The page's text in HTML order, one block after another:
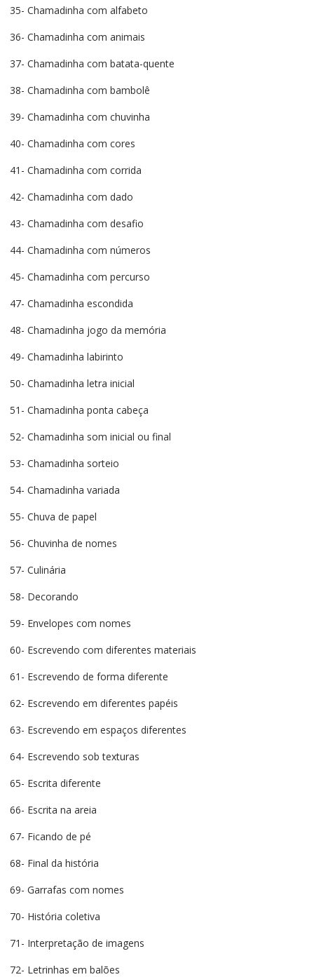
35- Chamadinha com alfabeto
36- Chamadinha com animais
37- Chamadinha com batata-quente
38- Chamadinha com bambolê
39- Chamadinha com chuvinha
40- Chamadinha com cores
41- Chamadinha com corrida
42- Chamadinha com dado
43- Chamadinha com desafio
44- Chamadinha com números
45- Chamadinha com percurso
47- Chamadinha escondida
48- Chamadinha jogo da memória
49- Chamadinha labirinto
50- Chamadinha letra inicial
51- Chamadinha ponta cabeça
52- Chamadinha som inicial ou final
53- Chamadinha sorteio
54- Chamadinha variada
55- Chuva de papel
56- Chuvinha de nomes
57- Culinária
58- Decorando
59- Envelopes com nomes
60- Escrevendo com diferentes materiais
61- Escrevendo de forma diferente
62- Escrevendo em diferentes papéis
63- Escrevendo em espaços diferentes
64- Escrevendo sob texturas
65- Escrita diferente
66- Escrita na areia
67- Ficando de pé
68- Final da história
69- Garrafas com nomes
70- História coletiva
71- Interpretação de imagens
72- Letrinhas em balões